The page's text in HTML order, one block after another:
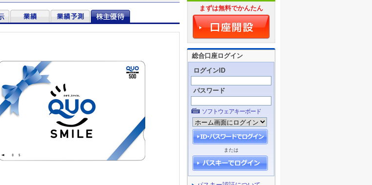
まずは無料でかんたん
総合口座ログイン
ログインID
パスワード
ソフトウェアキーボード
または